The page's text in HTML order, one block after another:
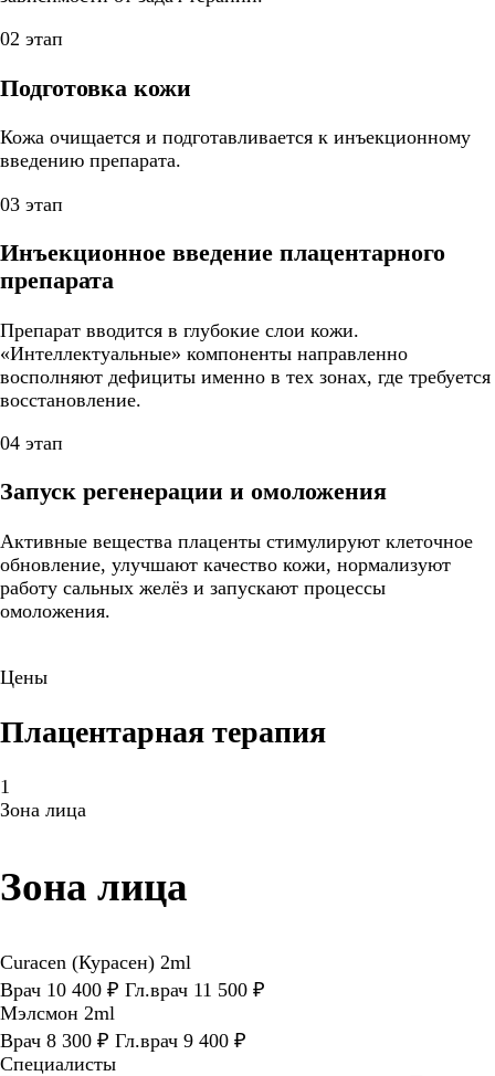
02 этап
Подготовка кожи
Кожа очищается и подготавливается к инъекционному
введению препарата.
03 этап
Инъекционное введение плацентарного
препарата
Препарат вводится в глубокие слои кожи.
«Интеллектуальные» компоненты направленно
восполняют дефициты именно в тех зонах, где требуется
восстановление.
04 этап
Запуск регенерации и омоложения
Активные вещества плаценты стимулируют клеточное
обновление, улучшают качество кожи, нормализуют
работу сальных желёз и запускают процессы
омоложения.
Цены
Плацентарная терапия
1
Зона лица
Зона лица
Curacen (Курасен) 2ml
Врач 10 400 ₽ Гл.врач 11 500 ₽
Мэлсмон 2ml
Врач 8 300 ₽ Гл.врач 9 400 ₽
Специалисты